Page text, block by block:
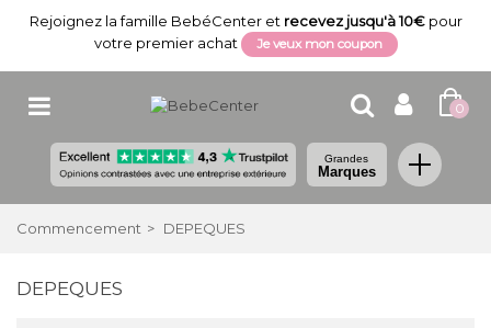
Rejoignez la famille BebéCenter et recevez jusqu'à 10€pour
votre premier achat
Je veux mon coupon
0
Grandes
Marques
Commencement > DEPEQUES
DEPEQUES